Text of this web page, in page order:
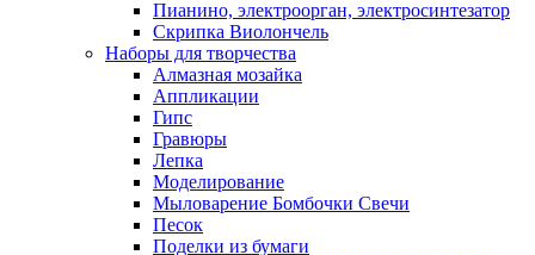
Пианино, электроорган, электросинтезатор
Скрипка Виолончель
Наборы для творчества
Алмазная мозайка
Аппликации
Гипс
Гравюры
Лепка
Моделирование
Мыловарение Бомбочки Свечи
Песок
Поделки из бумаги